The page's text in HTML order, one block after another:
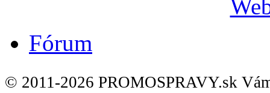
Fórum
© 2011-2026 PROMOSPRAVY.sk